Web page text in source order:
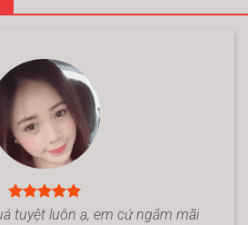
tuyệt luôn ạ, em cứ ngắm mãi